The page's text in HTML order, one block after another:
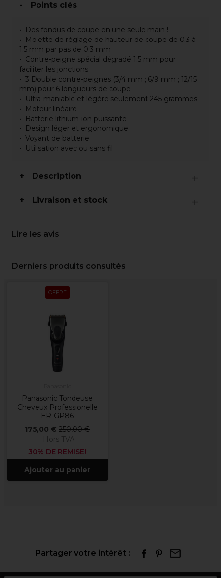
Points clés
Des fondus de coupe en une seule main !
Molette de réglage de hauteur de coupe de 0.3 à
1.5 mm par pas de 0.3 mm
Contre-peigne spécial dégradé 1.5 mm pour
faciliter les jonctions
3 Double contre-peignes (3/4 mm ; 6/9 mm ; 12/15
mm) pour 6 longueurs de coupe
Ultra-maniable et légère seulement 245 grammes
Moteur linéaire
Batterie lithium-ion puissante
Design léger et ergonomique
Voyant de batterie
Utilisation avec ou sans fil
Description
Livraison et stock
Lire les avis
Derniers produits consultés
OFFRE
Panasonic Tondeuse
Cheveux Professionelle
ER-GP86
175,00 € 250,00 €
Hors TVA
30% DE REMISE!
Ajouter au panier
Partager votre intérêt :